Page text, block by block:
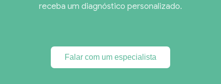
receba um diagnóstico personalizado.
Falar com um especialista